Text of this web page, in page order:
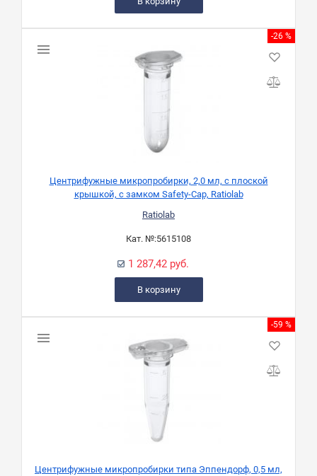
-26 %
Центрифужные микропробирки, 2,0 мл, с плоской
крышкой, с замком Safety-Cap, Ratiolab
Ratiolab
Кат. №:5615108
1 287,42 руб.
В корзину
-59 %
Центрифужные микропробирки типа Эппендорф, 0,5 мл,